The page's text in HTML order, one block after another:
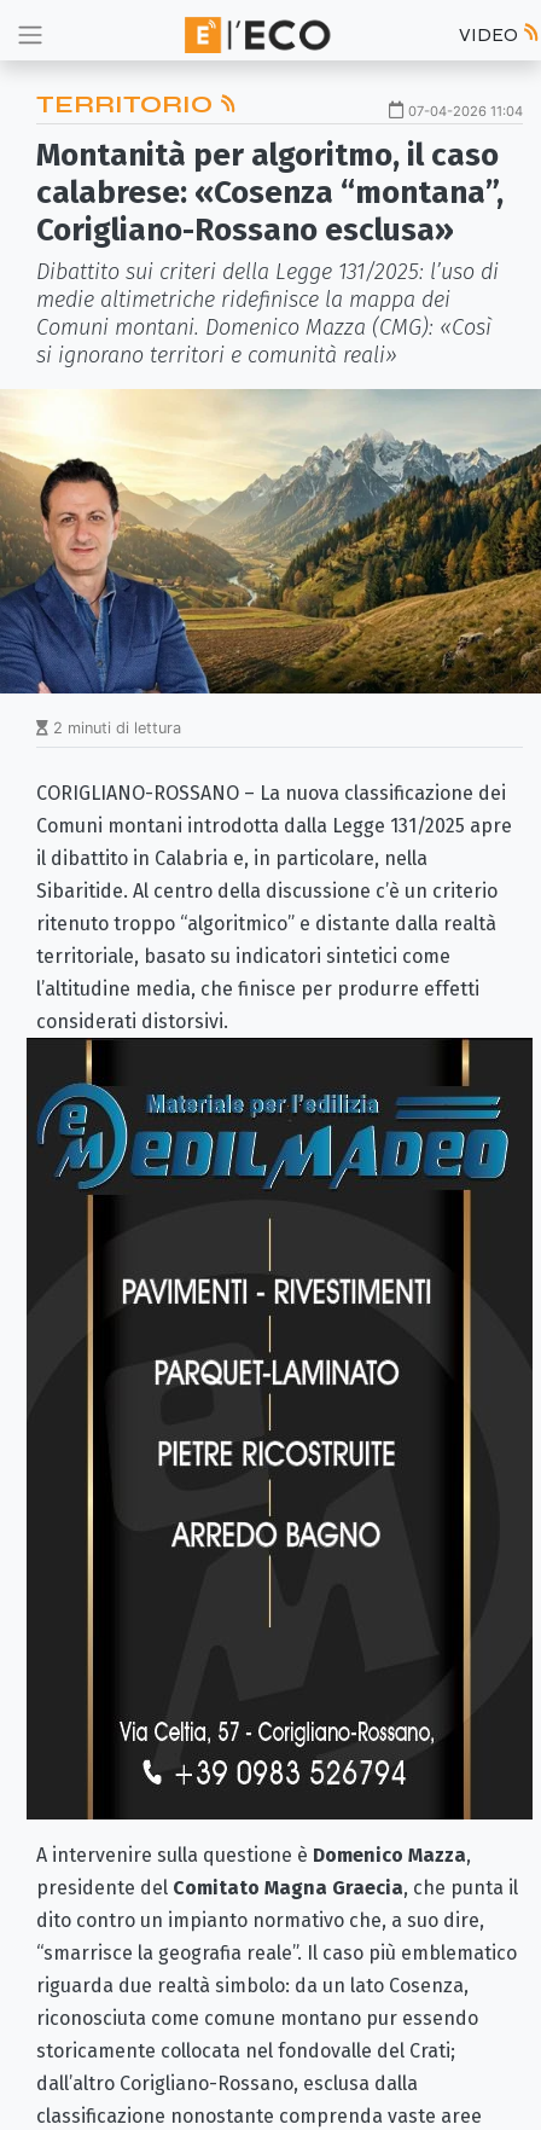
VIDEO
TERRITORIO 07-04-2026 11:04
Montanità per algoritmo, il caso
calabrese: «Cosenza “montana”,
Corigliano-Rossano esclusa»
Dibattito sui criteri della Legge 131/2025: l’uso di
medie altimetriche ridefinisce la mappa dei
Comuni montani. Domenico Mazza (CMG): «Così
si ignorano territori e comunità reali»
2 minuti di lettura
CORIGLIANO-ROSSANO – La nuova classificazione dei
Comuni montani introdotta dalla Legge 131/2025 apre
il dibattito in Calabria e, in particolare, nella
Sibaritide. Al centro della discussione c’è un criterio
ritenuto troppo “algoritmico” e distante dalla realtà
territoriale, basato su indicatori sintetici come
l’altitudine media, che finisce per produrre effetti
considerati distorsivi.
A intervenire sulla questione è Domenico Mazza,
presidente del Comitato Magna Graecia, che punta il
dito contro un impianto normativo che, a suo dire,
“smarrisce la geografia reale”. Il caso più emblematico
riguarda due realtà simbolo: da un lato Cosenza,
riconosciuta come comune montano pur essendo
storicamente collocata nel fondovalle del Crati;
dall’altro Corigliano-Rossano, esclusa dalla
classificazione nonostante comprenda vaste aree